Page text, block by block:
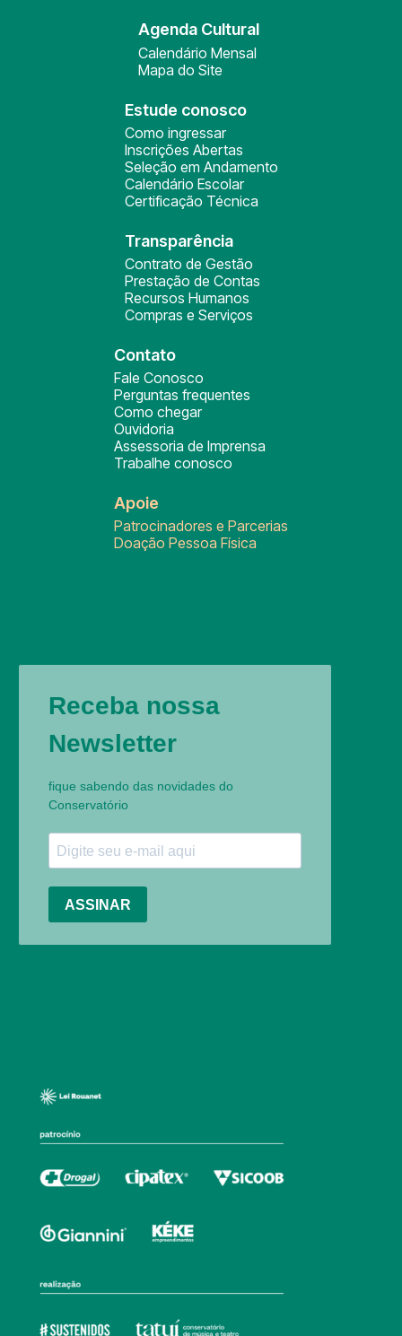
Agenda Cultural
Calendário Mensal
Mapa do Site
Estude conosco
Como ingressar
Inscrições Abertas
Seleção em Andamento
Calendário Escolar
Certificação Técnica
Transparência
Contrato de Gestão
Prestação de Contas
Recursos Humanos
Compras e Serviços
Contato
Fale Conosco
Perguntas frequentes
Como chegar
Ouvidoria
Assessoria de Imprensa
Trabalhe conosco
Apoie
Patrocinadores e Parcerias
Doação Pessoa Física